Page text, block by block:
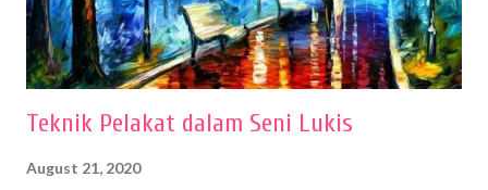
ideal digunakan untuk menggambar. Dalam menggambar
menggunakan pen...
Teknik Pelakat dalam Seni Lukis
August 21, 2020